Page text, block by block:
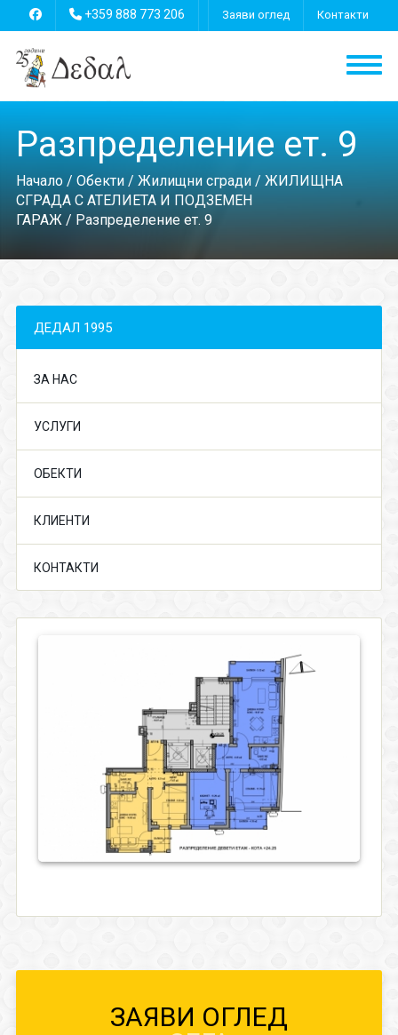
+359 888 773 206 Заяви оглед Контакти
Разпределение ет. 9
Начало/ Обекти/ Жилищни сгради/ ЖИЛИЩНА
СГРАДА С АТЕЛИЕТА И ПОДЗЕМЕН
ГАРАЖ/ Разпределение ет. 9
ДЕДАЛ 1995
ЗА НАС
УСЛУГИ
ОБЕКТИ
КЛИЕНТИ
КОНТАКТИ
ЗАЯВИ ОГЛЕД